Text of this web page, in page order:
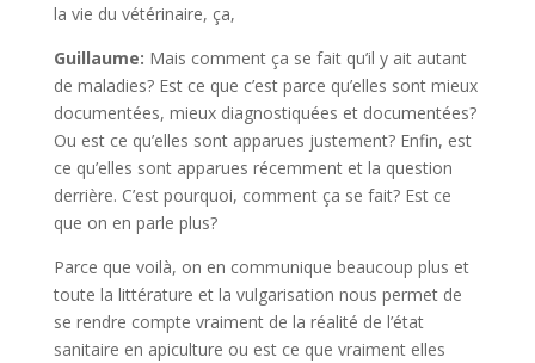
la vie du vétérinaire, ça,
Guillaume: Mais comment ça se fait qu’il y ait autant
de maladies? Est ce que c’est parce qu’elles sont mieux
documentées, mieux diagnostiquées et documentées?
Ou est ce qu’elles sont apparues justement? Enfin, est
ce qu’elles sont apparues récemment et la question
derrière. C’est pourquoi, comment ça se fait? Est ce
que on en parle plus?
Parce que voilà, on en communique beaucoup plus et
toute la littérature et la vulgarisation nous permet de
se rendre compte vraiment de la réalité de l’état
sanitaire en apiculture ou est ce que vraiment elles